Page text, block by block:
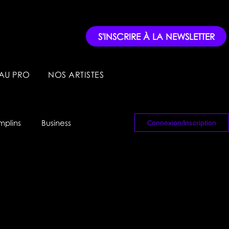
S'INSCRIRE À LA NEWSLETTER
PRO NOS ARTISTES
Business Connexion/Inscription